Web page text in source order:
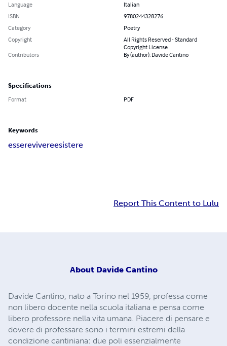
Language
Italian
ISBN
9780244328276
Category
Poetry
Copyright
All Rights Reserved - Standard
Copyright License
Contributors
By (author): Davide Cantino
Specifications
Format PDF
Keywords
esserevivereesistere
Report This Content to Lulu
About Davide Cantino
Davide Cantino, nato a Torino nel 1959, professa come
non libero docente nella scuola italiana e pensa come
libero professore nella vita umana. Piacere di pensare e
dovere di professare sono i termini estremi della
condizione cantiniana: due poli essenzialmente